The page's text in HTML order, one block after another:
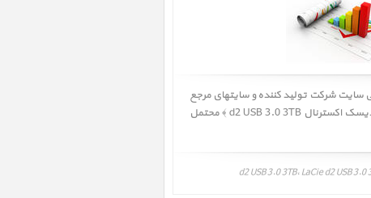
سایت شرکت تولید کننده و سایتهای مرجع
و معتبر استفاده شده است ولی وجود اشکالات و مغایرتهایی در نظرات و بررسی های تخصصی LaCie d2 USB 3.0 3TB ﴿ هارد دیسک اکسترنال d2 USB 3.0 3TB ﴾ محتمل